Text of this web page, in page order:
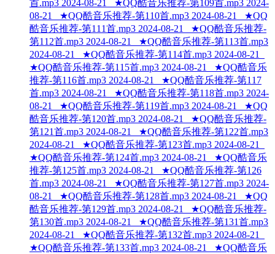
首.mp3 2024-08-21 ★QQ酷音乐推荐-第109首.mp3 2024-
08-21
★QQ酷音乐推荐-第110首.mp3 2024-08-21
★QQ
酷音乐推荐-第111首.mp3 2024-08-21
★QQ酷音乐推荐-
第112首.mp3 2024-08-21
★QQ酷音乐推荐-第113首.mp3
2024-08-21
★QQ酷音乐推荐-第114首.mp3 2024-08-21
★QQ酷音乐推荐-第115首.mp3 2024-08-21
★QQ酷音乐
推荐-第116首.mp3 2024-08-21
★QQ酷音乐推荐-第117
首.mp3 2024-08-21 ★QQ酷音乐推荐-第118首.mp3 2024-
08-21
★QQ酷音乐推荐-第119首.mp3 2024-08-21
★QQ
酷音乐推荐-第120首.mp3 2024-08-21
★QQ酷音乐推荐-
第121首.mp3 2024-08-21
★QQ酷音乐推荐-第122首.mp3
2024-08-21
★QQ酷音乐推荐-第123首.mp3 2024-08-21
★QQ酷音乐推荐-第124首.mp3 2024-08-21
★QQ酷音乐
推荐-第125首.mp3 2024-08-21
★QQ酷音乐推荐-第126
首.mp3 2024-08-21 ★QQ酷音乐推荐-第127首.mp3 2024-
08-21
★QQ酷音乐推荐-第128首.mp3 2024-08-21
★QQ
酷音乐推荐-第129首.mp3 2024-08-21
★QQ酷音乐推荐-
第130首.mp3 2024-08-21
★QQ酷音乐推荐-第131首.mp3
2024-08-21
★QQ酷音乐推荐-第132首.mp3 2024-08-21
★QQ酷音乐推荐-第133首.mp3 2024-08-21
★QQ酷音乐